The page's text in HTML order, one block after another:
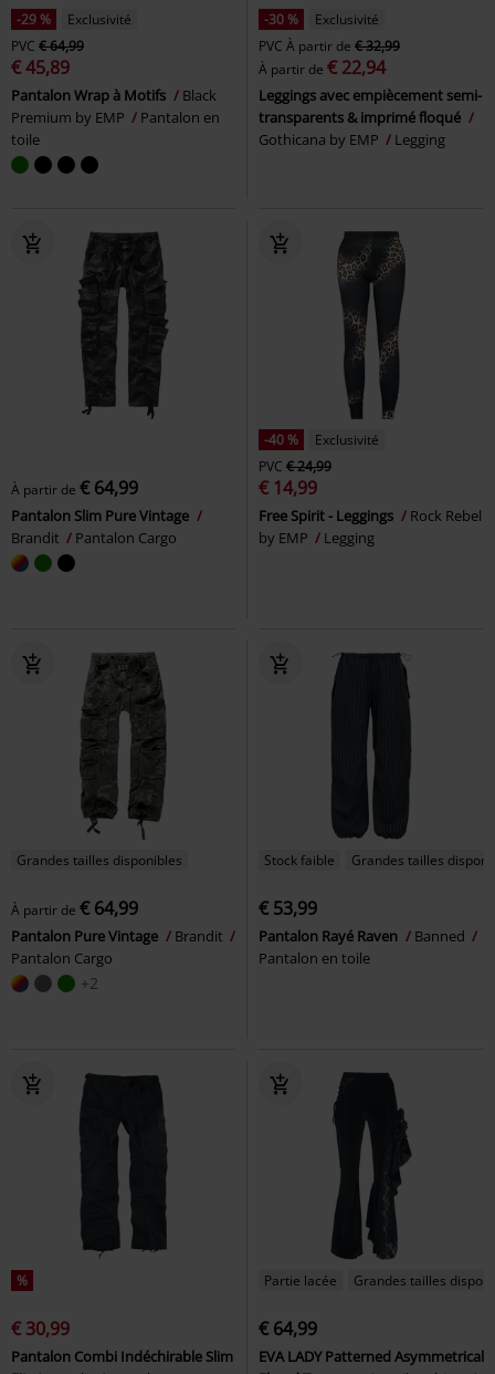
-29 %
Exclusivité
PVC € 64,99
€ 45,89
Pantalon Wrap à Motifs
Black
Premium by EMP
Pantalon en
toile
-30 %
Exclusivité
PVC À partir de € 32,99
À partir de € 22,94
Leggings avec empiècement semi-
transparents & imprimé floqué
Gothicana by EMP
Legging
À partir de € 64,99
Pantalon Slim Pure Vintage
Brandit
Pantalon Cargo
-40 %
Exclusivité
PVC € 24,99
€ 14,99
Free Spirit - Leggings
Rock Rebel
by EMP
Legging
Grandes tailles disponibles
À partir de € 64,99
Pantalon Pure Vintage
Brandit
Pantalon Cargo
+2
Stock faible Grandes tailles
€ 53,99
Pantalon Rayé Raven
Banned
Pantalon en toile
%
€ 30,99
Pantalon Combi Indéchirable Slim
Partie lacée Grandes tailles
€ 64,99
EVA LADY Patterned Asymmetrical